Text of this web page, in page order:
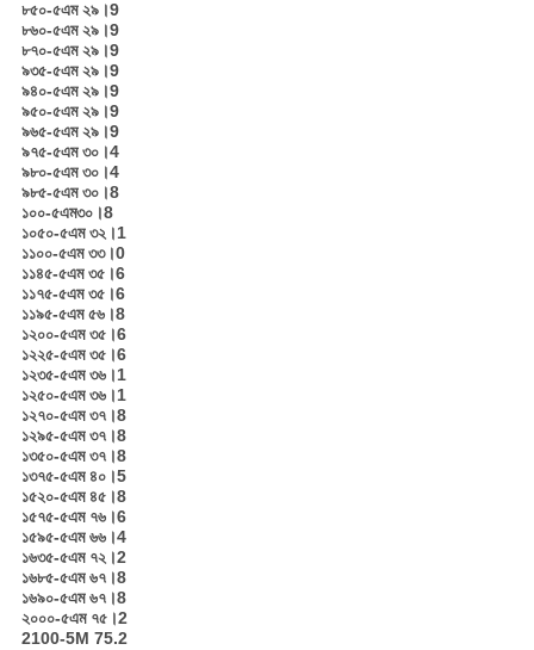
৮৫০-৫এম ২৯।9
৮৬০-৫এম ২৯।9
৮৭০-৫এম ২৯।9
৯৩৫-৫এম ২৯।9
৯৪০-৫এম ২৯।9
৯৫০-৫এম ২৯।9
৯৬৫-৫এম ২৯।9
৯৭৫-৫এম ৩০।4
৯৮০-৫এম ৩০।4
৯৮৫-৫এম ৩০।8
১০০-৫এম৩০।8
১০৫০-৫এম ৩২।1
১১০০-৫এম ৩৩।0
১১৪৫-৫এম ৩৫।6
১১৭৫-৫এম ৩৫।6
১১৯৫-৫এম ৫৬।8
১২০০-৫এম ৩৫।6
১২২৫-৫এম ৩৫।6
১২৩৫-৫এম ৩৬।1
১২৫০-৫এম ৩৬।1
১২৭০-৫এম ৩৭।8
১২৯৫-৫এম ৩৭।8
১৩৫০-৫এম ৩৭।8
১৩৭৫-৫এম ৪০।5
১৫২০-৫এম ৪৫।8
১৫৭৫-৫এম ৭৬।6
১৫৯৫-৫এম ৬৬।4
১৬৩৫-৫এম ৭২।2
১৬৮৫-৫এম ৬৭।8
১৬৯০-৫এম ৬৭।8
২০০০-৫এম ৭৫।2
2100-5M 75.2